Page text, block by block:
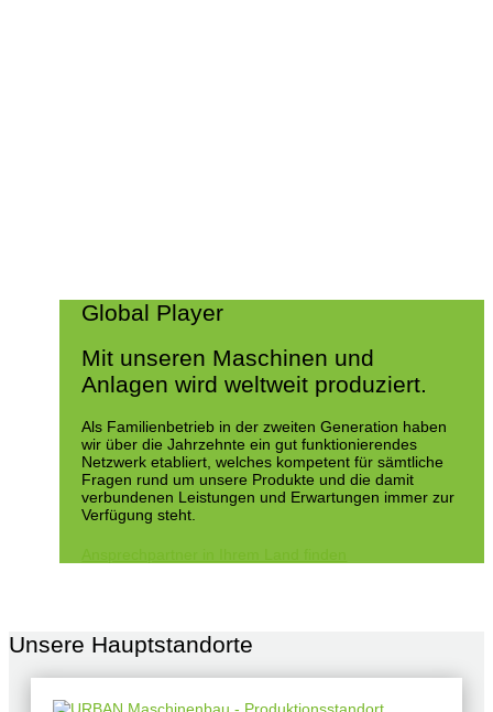
Global Player
Mit unseren Maschinen und
Anlagen wird weltweit produziert.
Als Familienbetrieb in der zweiten Generation haben
wir über die Jahrzehnte ein gut funktionierendes
Netzwerk etabliert, welches kompetent für sämtliche
Fragen rund um unsere Produkte und die damit
verbundenen Leistungen und Erwartungen immer zur
Verfügung steht.
Unsere Hauptstandorte